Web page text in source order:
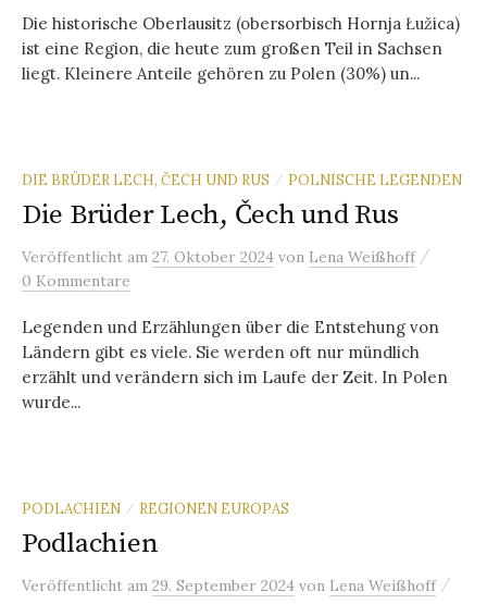
Die historische Oberlausitz (obersorbisch Hornja Łužica)
ist eine Region, die heute zum großen Teil in Sachsen
liegt. Kleinere Anteile gehören zu Polen (30%) un...
DIE BRÜDER LECH, ČECH UND RUS / POLNISCHE LEGENDEN
Die Brüder Lech, Čech und Rus
Veröffentlicht am 27. Oktober 2024 von Lena Weißhoff /
0 Kommentare
Legenden und Erzählungen über die Entstehung von
Ländern gibt es viele. Sie werden oft nur mündlich
erzählt und verändern sich im Laufe der Zeit. In Polen
wurde...
PODLACHIEN / REGIONEN EUROPAS
Podlachien
Veröffentlicht am 29. September 2024 von Lena Weißhoff /